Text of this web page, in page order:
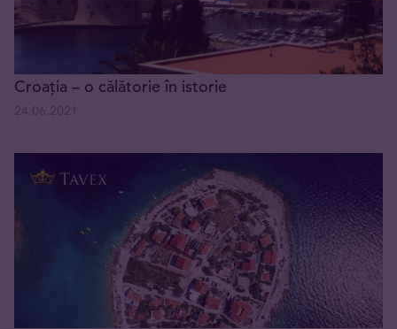
Croația – o călătorie în istorie